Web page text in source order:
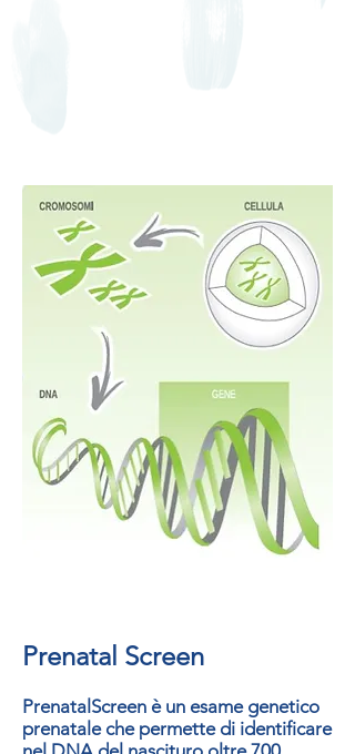
Prenatal Screen
PrenatalScreen è un esame genetico
prenatale che permette di identificare